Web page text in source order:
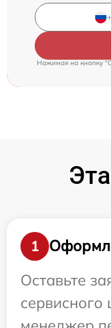
Нажимая на кнопку
1
Оставьте
сервисного